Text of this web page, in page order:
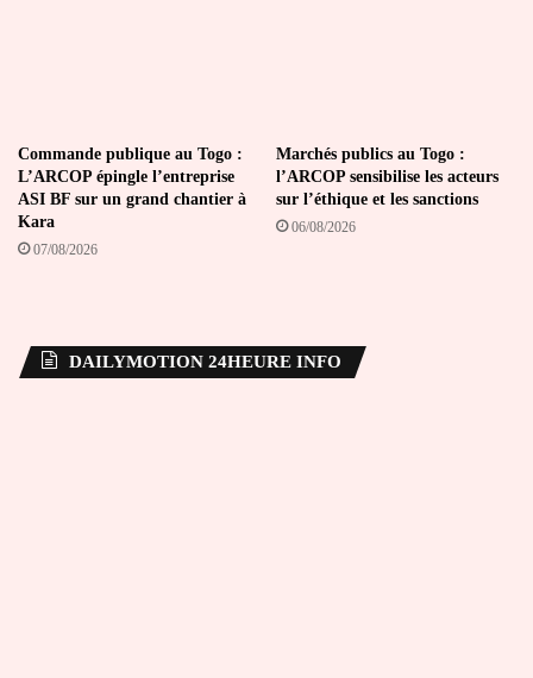
Commande publique au Togo :
L’ARCOP épingle l’entreprise
ASI BF sur un grand chantier à
Kara
07/08/2026
Marchés publics au Togo :
l’ARCOP sensibilise les acteurs
sur l’éthique et les sanctions
06/08/2026
DAILYMOTION 24HEURE INFO